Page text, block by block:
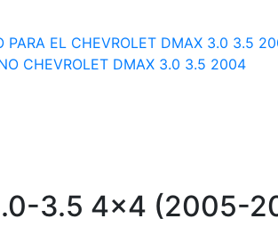
PARA EL CHEVROLET DMAX 3.0 3.5
CHEVROLET DMAX 3.0 3.5 2004
3.5 4×4 (2005-